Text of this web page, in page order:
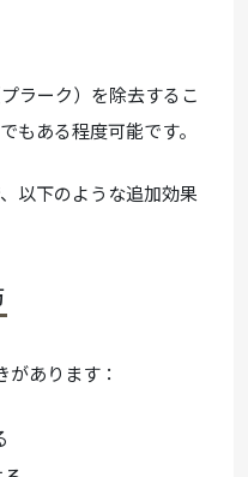
ラーク）を除去するこ
もある程度可能です。
以下のような追加効果
あります：